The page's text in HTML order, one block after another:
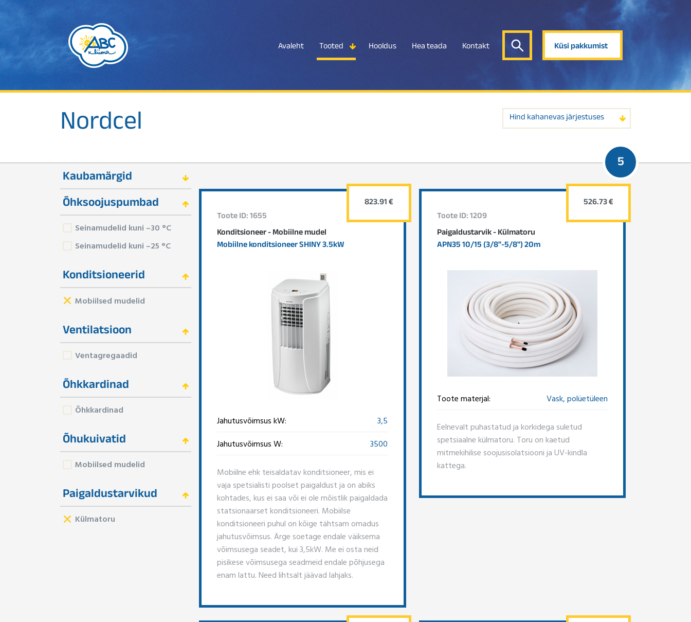
Avaleht Tooted Hooldus Hea teada Kontakt Küsi pakkumist
Nordcel Hind kahanevas järjestuses
Kaubamärgid
Õhksoojuspumbad
Seinamudelid kuni –30 °C
Seinamudelid kuni –25 °C
Konditsioneerid
Mobiilsed mudelid
Ventilatsioon
Ventagregaadid
Õhkkardinad
Õhkkardinad
Õhukuivatid
Mobiilsed mudelid
Paigaldustarvikud
Külmatoru
5
Toote ID: 1655
Konditsioneer - Mobiilne mudel
Mobiilne konditsioneer SHINY 3.5kW
Jahutusvõimsus kW:
3,5
Jahutusvõimsus W:
3500
Mobiilne ehk teisaldatav konditsioneer, mis ei
vaja spetsialisti poolset paigaldust ja on abiks
kohtades, kus ei saa või ei ole mõistlik paigaldada
statsionaarset konditsioneeri. Mobiilse
konditsioneeri puhul on kõige tähtsam omadus
jahutusvõimsus. Ärge soetage endale väiksema
võimsusega seadet, kui 3,5kW. Me ei osta neid
pisikese võimsusega seadmeid endale põhjusega
enam lattu. Need lihtsalt jäävad lahjaks.
823.91 €
Toote ID: 1209
Paigaldustarvik - Külmatoru
APN35 10/15 (3/8"-5/8") 20m
Toote materjal: Vask, polüetüleen
Eelnevalt puhastatud ja korkidega suletud
spetsiaalne külmatoru. Toru on kaetud
mitmekihilise soojusisolatsiooni ja UV-kindla
kattega.
526.73 €